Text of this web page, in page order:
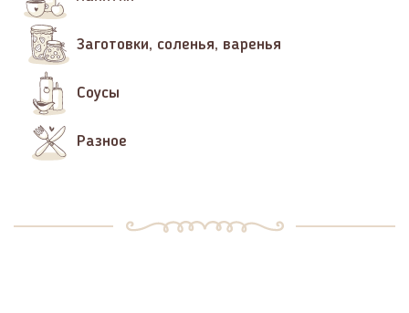
Заготовки, соленья, варенья
Соусы
Разное